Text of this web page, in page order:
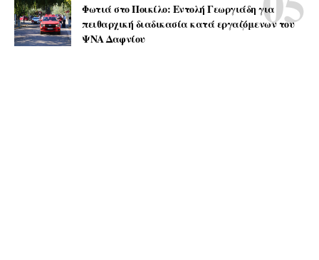
Φωτιά στο Ποικίλο: Εντολή Γεωργιάδη για
πειθαρχική διαδικασία κατά εργαζόμενων του
ΨΝΑ Δαφνίου